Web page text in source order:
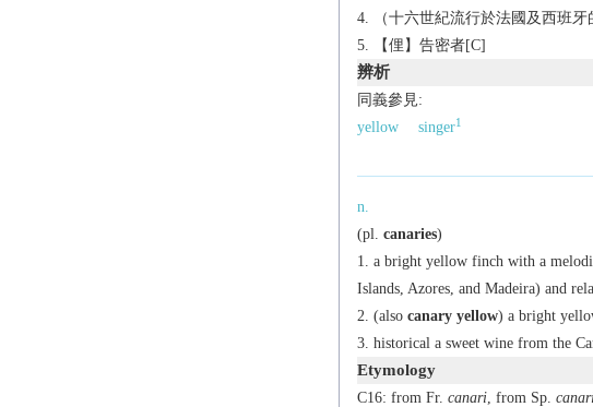
（十六世紀流行於法國及西班
【俚】告密者[C]
辨析
同義參見:
yellow
singer1
n.
(pl. canaries)
a bright yellow finch with a
Islands, Azores, and Madeira) and
(also canary yellow) a bright
historical a sweet wine from the
Etymology
C16: from Fr. canari, from Sp.